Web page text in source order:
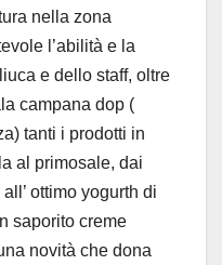
nella zona
l’abilità e la
e dello staff, oltre
campana dop (
tanti i prodotti in
al primosale, dai
ottimo yogurth di
saporito creme
novità che dona